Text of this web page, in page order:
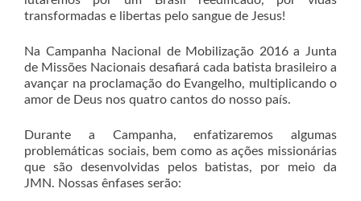
transformadas e libertas pelo sangue de Jesus!
Na Campanha Nacional de Mobilização 2016 a Junta
de Missões Nacionais desafiará cada batista brasileiro a
avançar na proclamação do Evangelho, multiplicando o
amor de Deus nos quatro cantos do nosso país.
Durante a Campanha, enfatizaremos algumas
problemáticas sociais, bem como as ações missionárias
que são desenvolvidas pelos batistas, por meio da
JMN. Nossas ênfases serão: